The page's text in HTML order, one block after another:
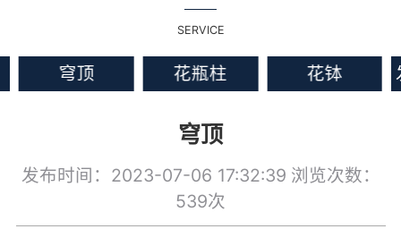
SERVICE
穹顶 花瓶柱 花钵
穹顶
发布时间：2023-07-06 17:32:39 浏览次数：
539次